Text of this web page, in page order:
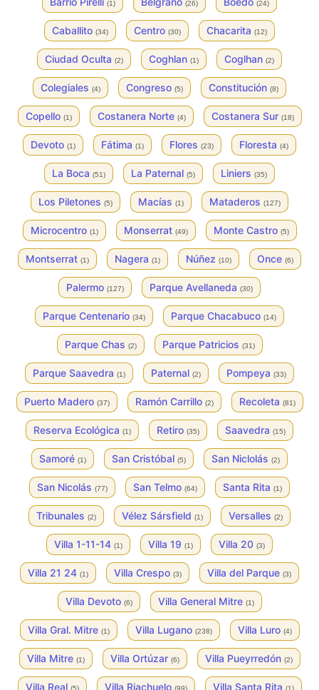
(1) (26) (24)
Caballito (34) Centro (30) Chacarita (12)
Ciudad Oculta (2) Coghlan (1) Coglhan (2)
Colegiales (4) Congreso (5) Constitución (8)
Copello (1) Costanera Norte (4) Costanera Sur (18)
Devoto (1) Fátima (1) Flores (23) Floresta (4)
La Boca (51) La Paternal (5) Liniers (35)
Los Piletones (5) Macías (1) Mataderos (127)
Microcentro (1) Monserrat (49) Monte Castro (5)
Montserrat (1) Nagera (1) Núñez (10) Once (6)
Palermo (127) Parque Avellaneda (30)
Parque Centenario (34) Parque Chacabuco (14)
Parque Chas (2) Parque Patricios (31)
Parque Saavedra (1) Paternal (2) Pompeya (33)
Puerto Madero (37) Ramón Carrillo (2) Recoleta (81)
Reserva Ecológica (1) Retiro (35) Saavedra (15)
Samoré (1) San Cristóbal (5) San Niclolás (2)
San Nicolás (77) San Telmo (64) Santa Rita (1)
Tribunales (2) Vélez Sársfield (1) Versalles (2)
Villa 1-11-14 (1) Villa 19 (1) Villa 20 (3)
Villa 21 24 (1) Villa Crespo (3) Villa del Parque (3)
Villa Devoto (6) Villa General Mitre (1)
Villa Gral. Mitre (1) Villa Lugano (238) Villa Luro (4)
Villa Mitre (1) Villa Ortúzar (6) Villa Pueyrredón (2)
Villa Real (5) Villa Riachuelo (99) Villa Santa Rita (1)